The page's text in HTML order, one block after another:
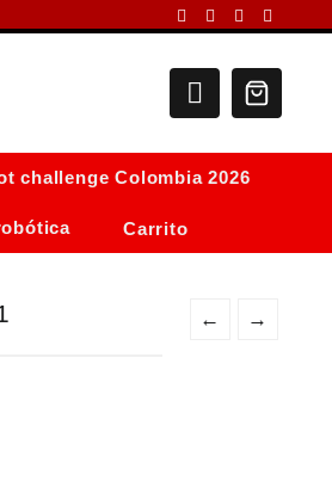
challenge Colombia 2026
Carrito
← →